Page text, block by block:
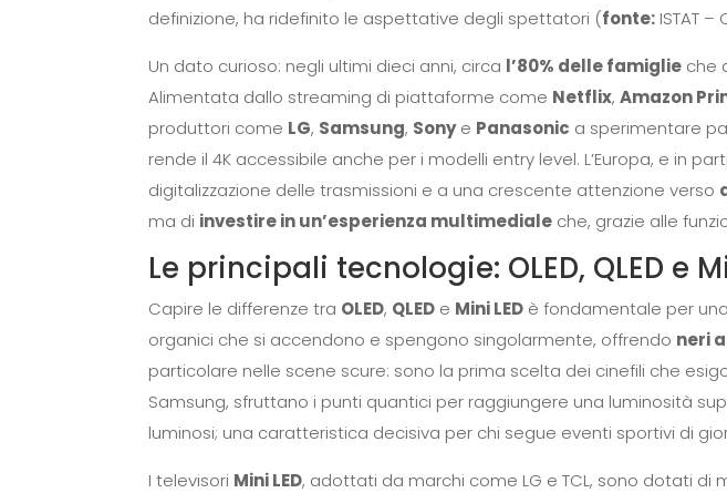
definizione, ha ridefinito le aspettative degli spettatori (fonte: ISTAT
Un dato curioso: negli ultimi dieci anni, circa l’80% delle famiglie che
Alimentata dallo streaming di piattaforme come Netflix,Amazon
produttori come LG, Samsung, Sonye Panasonic a sperimentare
rende il 4K accessibile anche per i modelli entry level. L’Europa, e in
digitalizzazione delle trasmissioni e a una crescente attenzione verso
ma di investire in un’esperienza multimediale che, grazie alle
Le principali tecnologie: OLED, QLED e
Capire le differenze tra OLED, QLED e Mini LED è fondamentale per
organici che si accendono e spengono singolarmente, offrendo neri
particolare nelle scene scure: sono la prima scelta dei cinefili che
Samsung, sfruttano i punti quantici per raggiungere una luminosità
luminosi; una caratteristica decisiva per chi segue eventi sportivi di
I televisori Mini LED, adottati da marchi come LG e TCL, sono dotati di